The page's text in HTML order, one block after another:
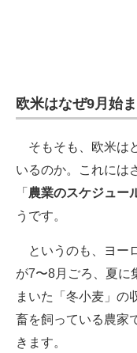
欧米はなぜ9月始
そもそも、欧米は
いるのか。これには
「 農業のスケジュー
うです。
というのも、ヨー
が7〜8月ごろ、夏に
まいた「冬小麦」の
畜を飼っている農家
きます。